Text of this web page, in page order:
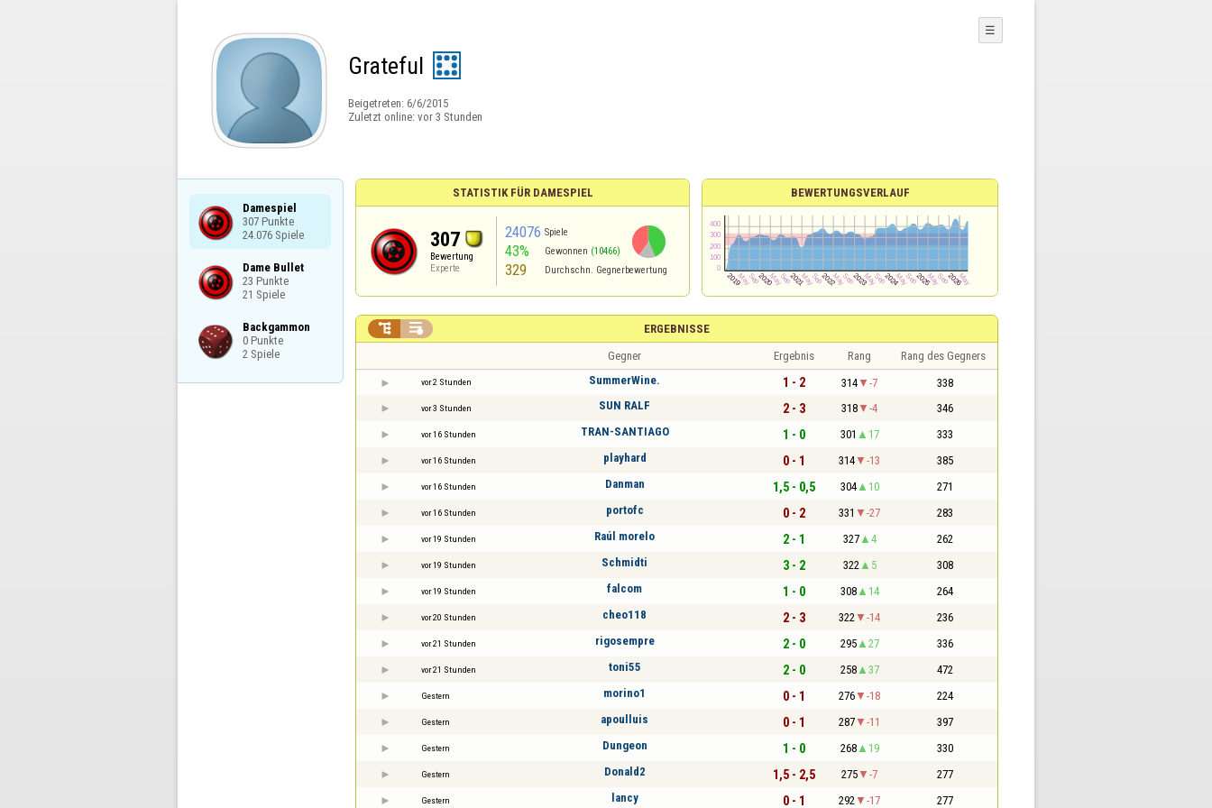
Grateful
Beigetreten: 6/6/2015
Zuletzt online: vor 3 Stunden
☰
Damespiel
307 Punkte
24.076 Spiele
Dame Bullet
23 Punkte
21 Spiele
Backgammon
0 Punkte
2 Spiele
STATISTIK FÜR DAMESPIEL
307
Bewertung
Experte
24076 Spiele
43% Gewonnen (10466)
329 Durchschn. Gegnerbewertung
BEWERTUNGSVERLAUF
ERGEBNISSE
 
Gegner Ergebnis Rang Rang des Gegners
vor 2 Stunden SummerWine. 1 - 2 314 -7 338
vor 3 Stunden SUN RALF 2 - 3 318 -4 346
vor 16 Stunden TRAN-SANTIAGO 1 - 0 301 17 333
vor 16 Stunden playhard 0 - 1 314 -13 385
vor 16 Stunden Danman 1,5 - 0,5 304 10 271
vor 16 Stunden portofc 0 - 2 331 -27 283
vor 19 Stunden Raúl morelo 2 - 1 327 4 262
vor 19 Stunden Schmidti 3 - 2 322 5 308
vor 19 Stunden falcom 1 - 0 308 14 264
vor 20 Stunden cheo118 2 - 3 322 -14 236
vor 21 Stunden rigosempre 2 - 0 295 27 336
vor 21 Stunden toni55 2 - 0 258 37 472
Gestern morino1 0 - 1 276 -18 224
Gestern apoulluis 0 - 1 287 -11 397
Gestern Dungeon 1 - 0 268 19 330
Gestern Donald2 1,5 - 2,5 275 -7 277
Gestern lancy 0 - 1 292 -17 277